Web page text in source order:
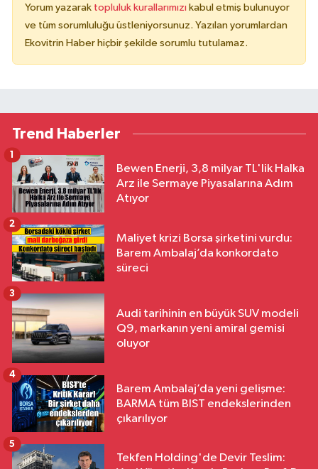
Yorum yazarak topluluk kurallarımızı kabul etmiş bulunuyor
ve tüm sorumluluğu üstleniyorsunuz. Yazılan yorumlardan
Ekovitrin Haber hiçbir şekilde sorumlu tutulamaz.
Trend Haberler
Bewen Enerji, 3,8 milyar TL'lik Halka
Arz ile Sermaye Piyasalarına Adım
Atıyor
1
Maliyet krizi Borsa şirketini vurdu:
Barem Ambalaj’da konkordato
süreci
2
Audi tarihinin en büyük SUV modeli
Q9, markanın yeni amiral gemisi
oluyor
3
Barem Ambalaj’da yeni gelişme:
BARMA tüm BIST endekslerinden
çıkarılıyor
4
Tekfen Holding'de Devir Teslim:
5